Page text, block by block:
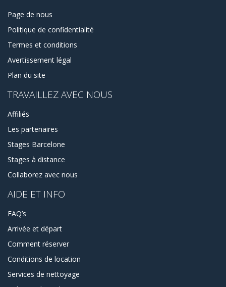
Page de nous
Politique de confidentialité
Termes et conditions
Avertissement légal
Plan du site
TRAVAILLEZ AVEC NOUS
Affiliés
Les partenaires
Stages Barcelone
Stages à distance
Collaborez avec nous
AIDE ET INFO
FAQ’s
Arrivée et départ
Comment réserver
Conditions de location
Services de nettoyage